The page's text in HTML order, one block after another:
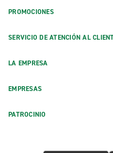
PROMOCIONES
SERVICIO DE ATENCIÓN AL
LA EMPRESA
EMPRESAS
PATROCINIO